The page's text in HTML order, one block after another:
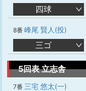
四球
8番 峰尾 賢人(投)
三ゴ
5回表 立志舎
7番 三宅 悠太(一)